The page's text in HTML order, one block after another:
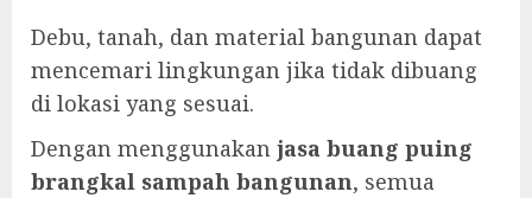
Debu, tanah, dan material bangunan dapat
mencemari lingkungan jika tidak dibuang
di lokasi yang sesuai.
Dengan menggunakan jasa buang puing
brangkal sampah bangunan, semua